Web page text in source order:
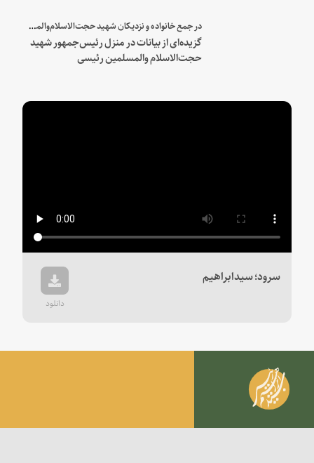
در جمع خانواده و نزدیکان شهید حجت‌الاسلام‌والمسلمین رئیسی:
گزیده‌ای از بیانات در منزل رئیس‌جمهور شهید
حجت‌الاسلام والمسلمین رئیسی
سرود؛ سیدابراهیم
دانلود